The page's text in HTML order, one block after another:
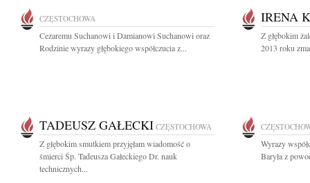
CZĘSTOCHOWA
Cezaremu Suchanowi i Damianowi Suchanowi oraz
Rodzinie wyrazy głębokiego współczucia z...
IRENA
Z głębokim
2013 roku
TADEUSZ GAŁECKI CZĘSTOCHOWA
Z głębokim smutkiem przyjęłam wiadomość o
śmierci Śp. Tadeusza Gałeckiego Dr. nauk
technicznych...
Wyrazy
Baryła z